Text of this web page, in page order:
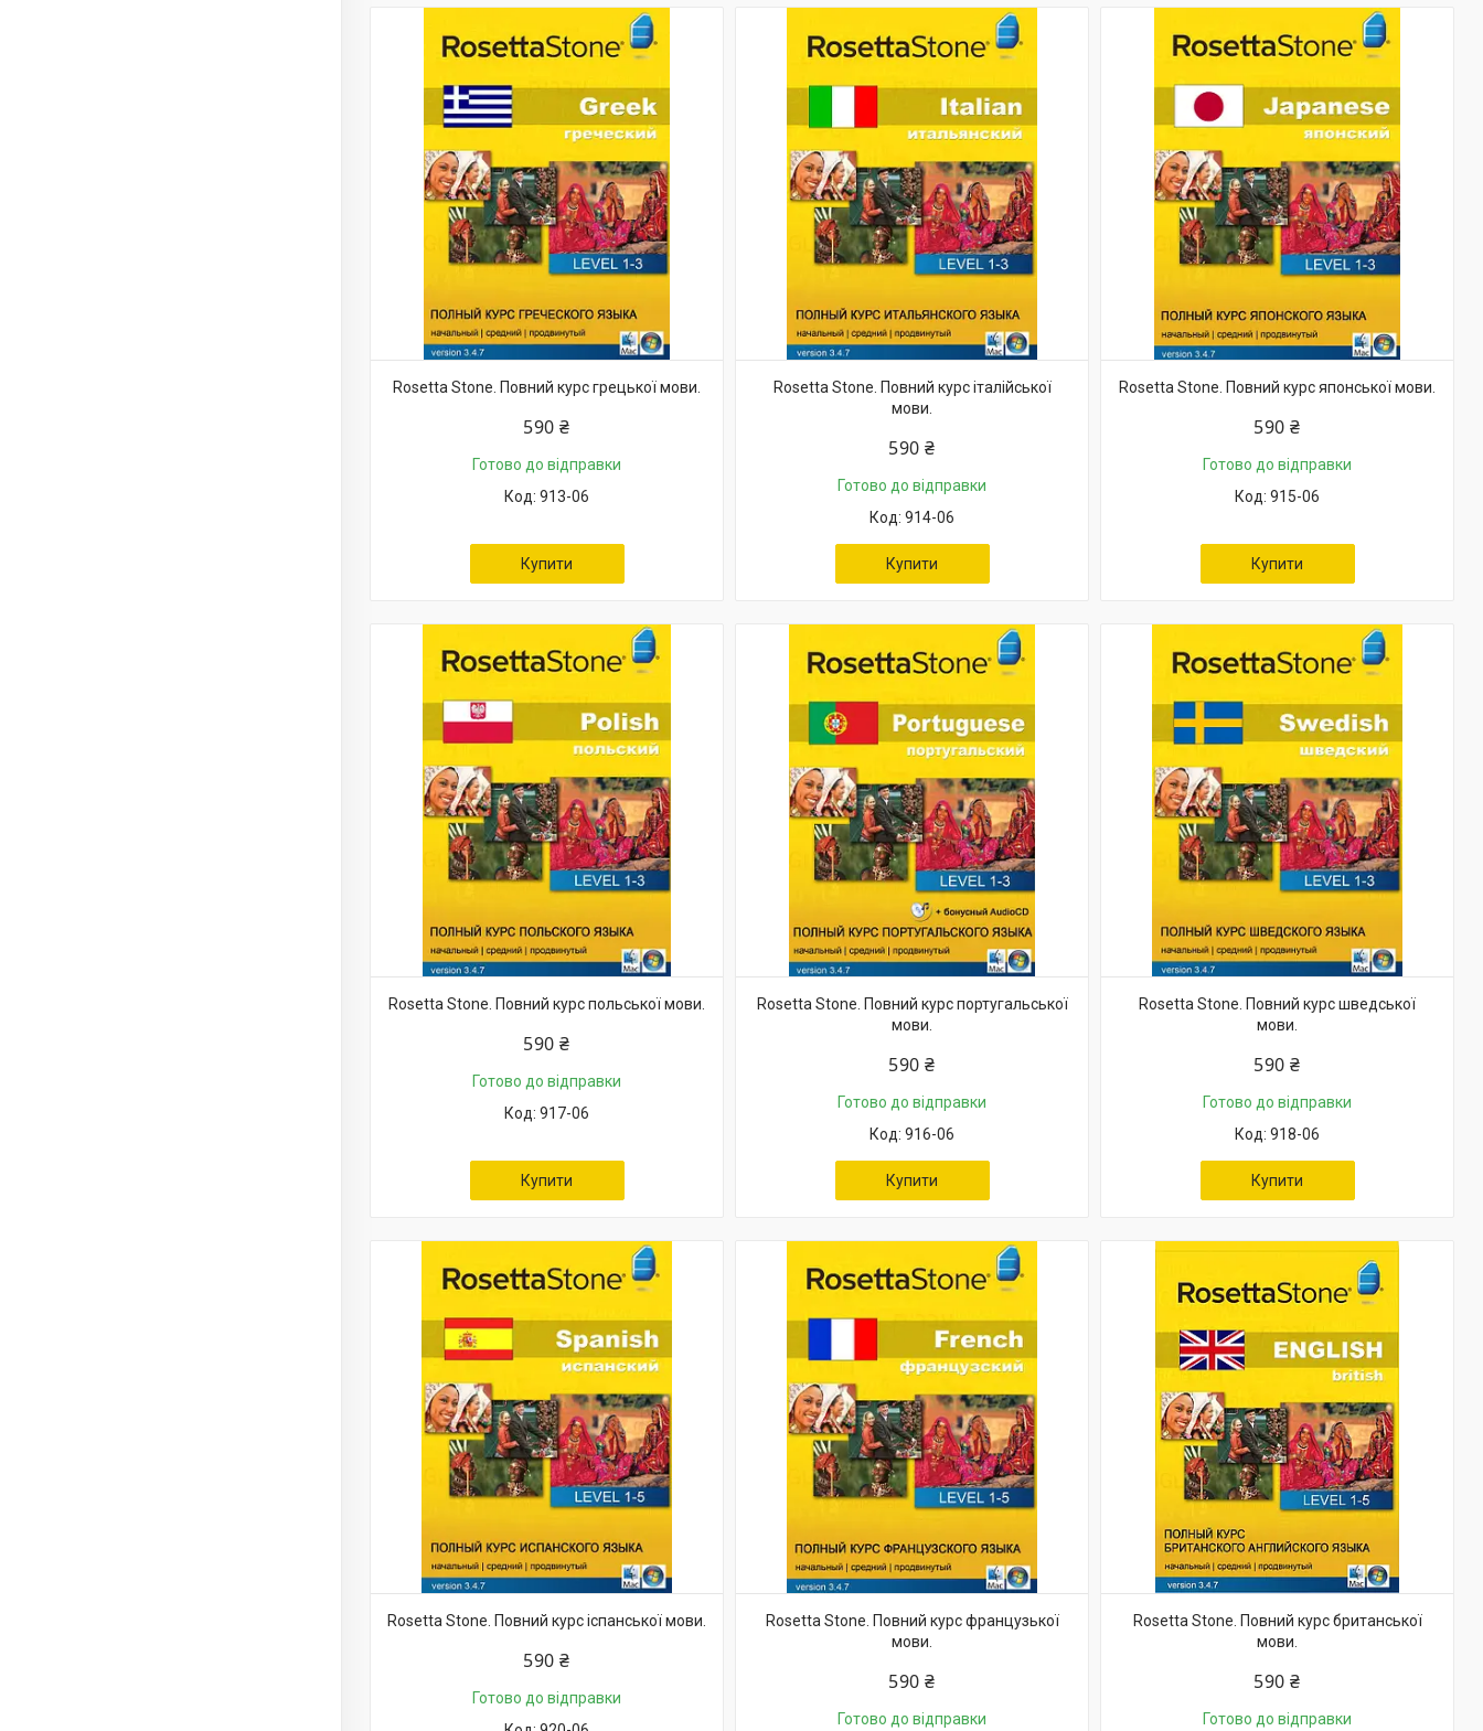
Rosetta Stone. Повний курс грецької мови.
590 ₴
Готово до відправки
913-06
Купити
Rosetta Stone. Повний курс італійської
мови.
590 ₴
Готово до відправки
914-06
Купити
Rosetta Stone. Повний курс японської мови.
590 ₴
Готово до відправки
915-06
Купити
Rosetta Stone. Повний курс польської мови.
590 ₴
Готово до відправки
917-06
Купити
Rosetta Stone. Повний курс португальської
мови.
590 ₴
Готово до відправки
916-06
Купити
Rosetta Stone. Повний курс шведської
мови.
590 ₴
Готово до відправки
918-06
Купити
Rosetta Stone. Повний курс іспанської мови.
590 ₴
Готово до відправки
Rosetta Stone. Повний курс французької
мови.
590 ₴
Готово до відправки
Rosetta Stone. Повний курс британської
мови.
590 ₴
Готово до відправки